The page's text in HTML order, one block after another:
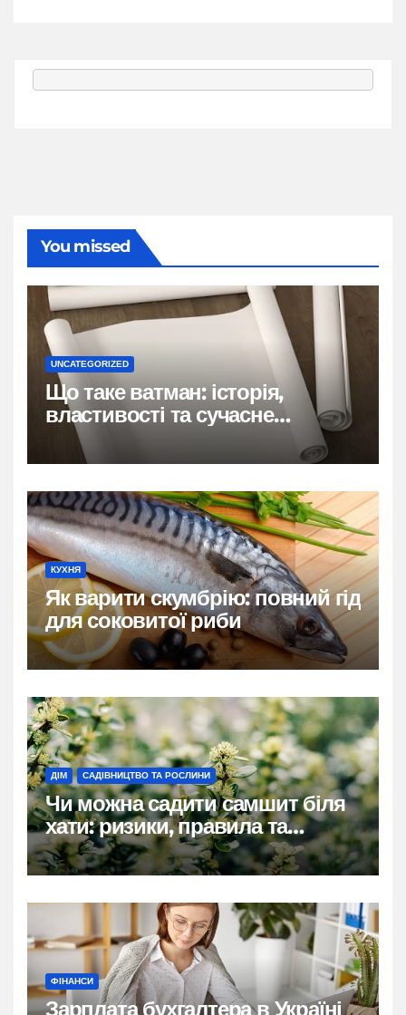
You missed
UNCATEGORIZED
Що таке ватман: історія,
властивості та сучасне
застосування
КУХНЯ
Як варити скумбрію: повний гід
для соковитої риби
ДІМ САДІВНИЦТВО ТА РОСЛИНИ
Чи можна садити самшит біля
хати: ризики, правила та
практичні рішення
ФІНАНСИ
Зарплата бухгалтера в Україні